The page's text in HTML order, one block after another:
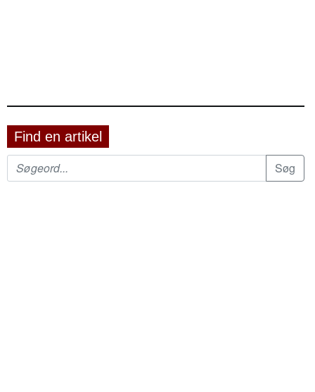
Find en artikel